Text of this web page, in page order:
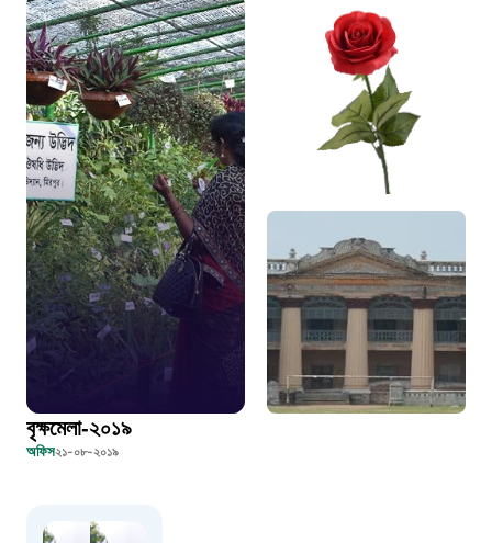
১০৬
দুদক
১০২
দুর্যোগের আগাম বার্তা
১৬১২২
স্মার্ট ভূমি সেবা
১০৯৮
শিশু সহায়তা লাইন
বাংলাদেশ কর্মচারী কল্যাণ বোর্ড হটলাইন
বৃক্ষমেলা-২০১৯
অফিস২১-০৮-২০১৯